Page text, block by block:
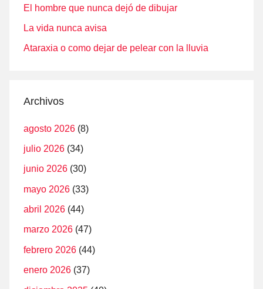
El hombre que nunca dejó de dibujar
La vida nunca avisa
Ataraxia o como dejar de pelear con la lluvia
Archivos
agosto 2026 (8)
julio 2026 (34)
junio 2026 (30)
mayo 2026 (33)
abril 2026 (44)
marzo 2026 (47)
febrero 2026 (44)
enero 2026 (37)